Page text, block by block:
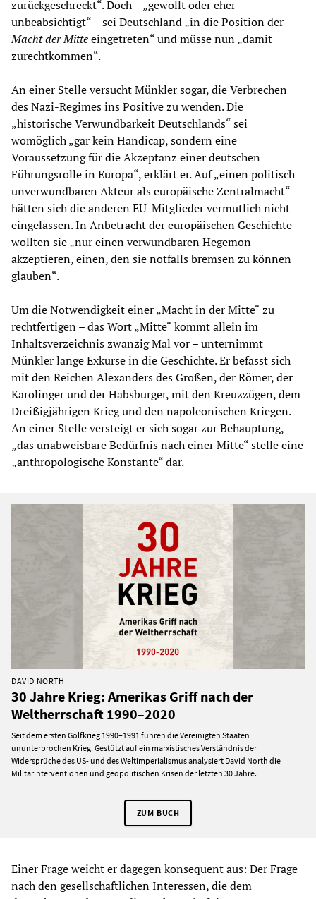
zurückgeschreckt“. Doch – „gewollt oder eher
unbeabsichtigt“ – sei Deutschland „in die Position der
Macht der Mitteeingetreten“ und müsse nun „damit
zurechtkommen“.
An einer Stelle versucht Münkler sogar, die Verbrechen
des Nazi-Regimes ins Positive zu wenden. Die
„historische Verwundbarkeit Deutschlands“ sei
womöglich „gar kein Handicap, sondern eine
Voraussetzung für die Akzeptanz einer deutschen
Führungsrolle in Europa“, erklärt er. Auf „einen politisch
unverwundbaren Akteur als europäische Zentralmacht“
hätten sich die anderen EU-Mitglieder vermutlich nicht
eingelassen. In Anbetracht der europäischen Geschichte
wollten sie „nur einen verwundbaren Hegemon
akzeptieren, einen, den sie notfalls bremsen zu können
glauben“.
Um die Notwendigkeit einer „Macht in der Mitte“ zu
rechtfertigen – das Wort „Mitte“ kommt allein im
Inhaltsverzeichnis zwanzig Mal vor – unternimmt
Münkler lange Exkurse in die Geschichte. Er befasst sich
mit den Reichen Alexanders des Großen, der Römer, der
Karolinger und der Habsburger, mit den Kreuzzügen, dem
Dreißigjährigen Krieg und den napoleonischen Kriegen.
An einer Stelle versteigt er sich sogar zur Behauptung,
„das unabweisbare Bedürfnis nach einer Mitte“ stelle eine
„anthropologische Konstante“ dar.
DAVID NORTH
30 Jahre Krieg: Amerikas Griff nach der
Weltherrschaft 1990–2020
Seit dem ersten Golfkrieg 1990–1991 führen die Vereinigten Staaten
ununterbrochen Krieg. Gestützt auf ein marxistisches Verständnis der
Widersprüche des US- und des Weltimperialismus analysiert David North die
Militärinterventionen und geopolitischen Krisen der letzten 30 Jahre.
ZUM BUCH
Einer Frage weicht er dagegen konsequent aus: Der Frage
nach den gesellschaftlichen Interessen, die dem